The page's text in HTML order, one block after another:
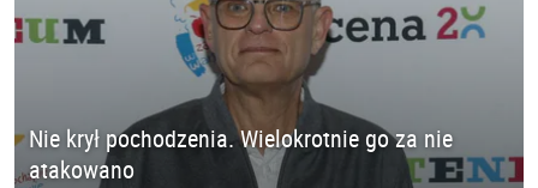
Nie krył pochodzenia. Wielokrotnie go za nie
atakowano